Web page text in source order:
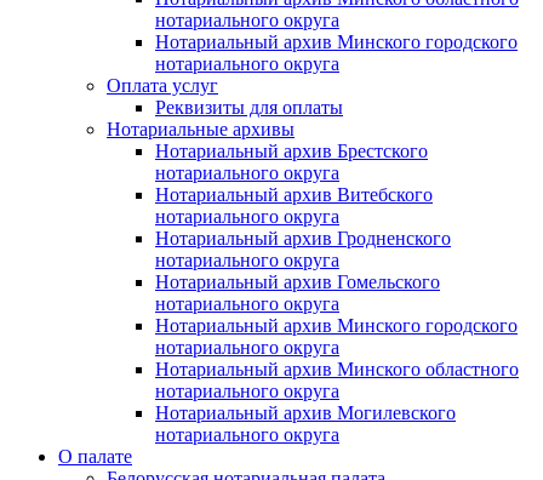
нотариального округа
Нотариальный архив Минского городского
нотариального округа
Оплата услуг
Реквизиты для оплаты
Нотариальные архивы
Нотариальный архив Брестского
нотариального округа
Нотариальный архив Витебского
нотариального округа
Нотариальный архив Гродненского
нотариального округа
Нотариальный архив Гомельского
нотариального округа
Нотариальный архив Минского городского
нотариального округа
Нотариальный архив Минского областного
нотариального округа
Нотариальный архив Могилевского
нотариального округа
О палате